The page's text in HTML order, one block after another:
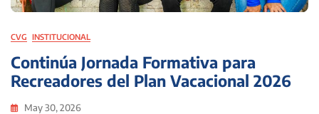
CVG INSTITUCIONAL
Continúa Jornada Formativa para
Recreadores del Plan Vacacional 2026
May 30, 2026